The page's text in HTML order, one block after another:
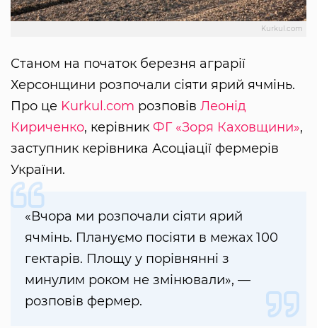
Kurkul.com
Станом на початок березня аграрії
Херсонщини розпочали сіяти ярий ячмінь.
Про це Kurkul.com розповів Леонід
Кириченко, керівник ФГ «Зоря Каховщини»,
заступник керівника Асоціації фермерів
України.
«Вчора ми розпочали сіяти ярий
ячмінь. Плануємо посіяти в межах 100
гектарів. Площу у порівнянні з
минулим роком не змінювали», —
розповів фермер.